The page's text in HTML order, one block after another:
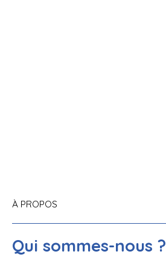
À PROPOS
Qui sommes-nous ?